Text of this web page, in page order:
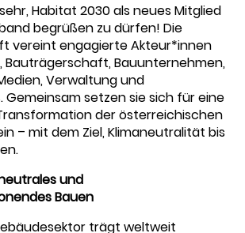
Habitat 2030 als neues Mitglied
begrüßen zu dürfen! Die
vereint engagierte Akteur*innen
Bauträgerschaft, Bauunternehmen,
Verwaltung und
Gemeinsam setzen sie sich für eine
der österreichischen
– mit dem Ziel, Klimaneutralität bis
und
Bauen
trägt weltweit